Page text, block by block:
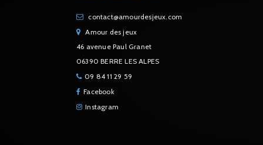
contact@amourdesjeux.com
Amour des jeux
46 avenue Paul Granet
06390 BERRE LES ALPES
09 84 11 29 59
Facebook
Instagram